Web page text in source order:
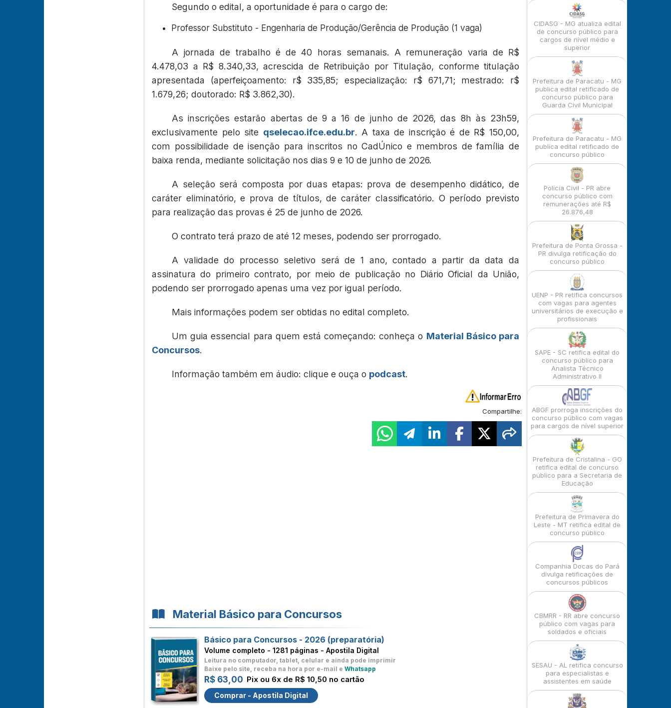
Segundo o edital, a oportunidade é para o cargo de:
Professor Substituto - Engenharia de Produção/Gerência de Produção (1 vaga)
A jornada de trabalho é de 40 horas semanais. A remuneração varia de R$
4.478,03 a R$ 8.340,33, acrescida de Retribuição por Titulação, conforme titulação
apresentada (aperfeiçoamento: r$ 335,85; especialização: r$ 671,71; mestrado: r$
1.679,26; doutorado: R$ 3.862,30).
As inscrições estarão abertas de 9 a 16 de junho de 2026, das 8h às 23h59,
exclusivamente pelo site qselecao.ifce.edu.br. A taxa de inscrição é de R$ 150,00,
com possibilidade de isenção para inscritos no CadÚnico e membros de família de
baixa renda, mediante solicitação nos dias 9 e 10 de junho de 2026.
A seleção será composta por duas etapas: prova de desempenho didático, de
caráter eliminatório, e prova de títulos, de caráter classificatório. O período previsto
para realização das provas é 25 de junho de 2026.
O contrato terá prazo de até 12 meses, podendo ser prorrogado.
A validade do processo seletivo será de 1 ano, contado a partir da data da
assinatura do primeiro contrato, por meio de publicação no Diário Oficial da União,
podendo ser prorrogado apenas uma vez por igual período.
Mais informações podem ser obtidas no edital completo.
Um guia essencial para quem está começando: conheça o Material Básico para
Concursos.
Informação também em áudio: clique e ouça o podcast.
Compartilhe:
Material Básico para Concursos
Básico para Concursos - 2026 (preparatória)
Volume completo - 1281 páginas - Apostila Digital
Leitura no computador, tablet, celular e ainda pode imprimir
Baixe pelo site, receba na hora por e-mail e Whatsapp
R$ 63,00 Pix ou 6x de R$ 10,50 no cartão
Comprar - Apostila Digital
CIDASG - MG atualiza edital
de concurso público para
cargos de nível médio e
superior
Prefeitura de Paracatu - MG
publica edital retificado de
concurso público para
Guarda Civil Municipal
Prefeitura de Paracatu - MG
publica edital retificado de
concurso público
Polícia Civil - PR abre
concurso público com
remunerações até R$
26.876,48
Prefeitura de Ponta Grossa -
PR divulga retificação do
concurso público
UENP - PR retifica concursos
com vagas para agentes
universitários de execução e
profissionais
SAPE - SC retifica edital do
concurso público para
Analista Técnico
Administrativo II
ABGF prorroga inscrições do
concurso público com vagas
para cargos de nível superior
Prefeitura de Cristalina - GO
retifica edital de concurso
público para a Secretaria de
Educação
Prefeitura de Primavera do
Leste - MT retifica edital de
concurso público
Companhia Docas do Pará
divulga retificações de
concursos públicos
CBMRR - RR abre concurso
público com vagas para
soldados e oficiais
SESAU - AL retifica concurso
para especialistas e
assistentes em saúde